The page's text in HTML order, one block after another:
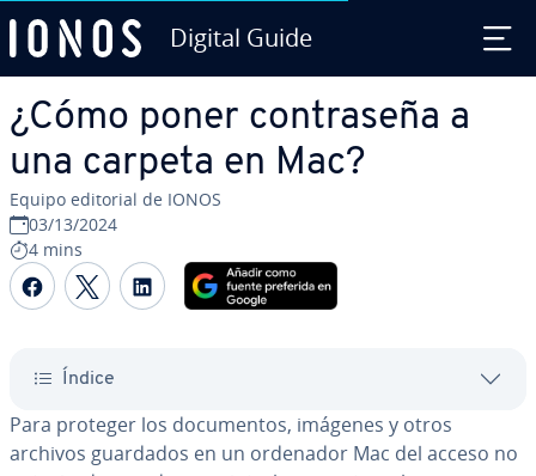
Digital Guide
¿Cómo poner co­n­tra­se­ña a
una carpeta en Mac?
Equipo editorial de IONOS
03/13/2024
4 mins
Compartir Facebook
Compartir Twitter
Compartir LinkedIn
Índice
Para proteger los do­cu­me­n­tos, imágenes y otros
archivos guardados en un ordenador Mac del acceso no